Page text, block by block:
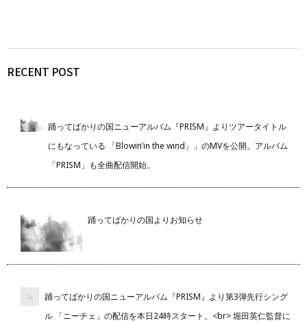
RECENT POST
踊ってばかりの国ニューアルバム『PRISM』よりツアータイトル
にもなっている 「Blowin’in the wind」」のMVを公開。アルバム
「PRISM」も全曲配信開始。
踊ってばかりの国よりお知らせ
踊ってばかりの国ニューアルバム『PRISM』より第3弾先行シング
ル 「ニーチェ」の配信を本日24時スタート。<br> 堀田英仁監督に